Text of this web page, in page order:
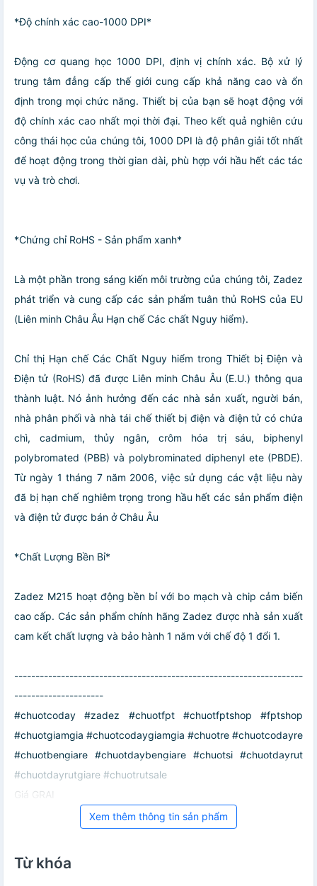
*Độ chính xác cao-1000 DPI*
Động cơ quang học 1000 DPI, định vị chính xác. Bộ xử lý
trung tâm đẳng cấp thế giới cung cấp khả năng cao và ổn
định trong mọi chức năng. Thiết bị của bạn sẽ hoạt động với
độ chính xác cao nhất mọi thời đại. Theo kết quả nghiên cứu
công thái học của chúng tôi, 1000 DPI là độ phân giải tốt nhất
để hoạt động trong thời gian dài, phù hợp với hầu hết các tác
vụ và trò chơi.
*Chứng chỉ RoHS - Sản phẩm xanh*
Là một phần trong sáng kiến ​​môi trường của chúng tôi, Zadez
phát triển và cung cấp các sản phẩm tuân thủ RoHS của EU
(Liên minh Châu Âu Hạn chế Các chất Nguy hiểm).
Chỉ thị Hạn chế Các Chất Nguy hiểm trong Thiết bị Điện và
Điện tử (RoHS) đã được Liên minh Châu Âu (E.U.) thông qua
thành luật. Nó ảnh hưởng đến các nhà sản xuất, người bán,
nhà phân phối và nhà tái chế thiết bị điện và điện tử có chứa
chì, cadmium, thủy ngân, crôm hóa trị sáu, biphenyl
polybromated (PBB) và polybrominated diphenyl ete (PBDE).
Từ ngày 1 tháng 7 năm 2006, việc sử dụng các vật liệu này
đã bị hạn chế nghiêm trọng trong hầu hết các sản phẩm điện
và điện tử được bán ở Châu Âu
*Chất Lượng Bền Bỉ*
Zadez M215 hoạt động bền bỉ với bo mạch và chip cảm biến
cao cấp. Các sản phẩm chính hãng Zadez được nhà sản xuất
cam kết chất lượng và bảo hành 1 năm với chế độ 1 đổi 1.
--------------------------------------------------------------------
---------------------
#chuotcoday #zadez #chuotfpt #chuotfptshop #fptshop
#chuotgiamgia #chuotcodaygiamgia #chuotre #chuotcodayre
#chuotbengiare #chuotdaybengiare #chuotsi #chuotdayrut
#chuotdayrutgiare #chuotrutsale
Giá GRAI
Xem thêm thông tin sản phẩm
Từ khóa